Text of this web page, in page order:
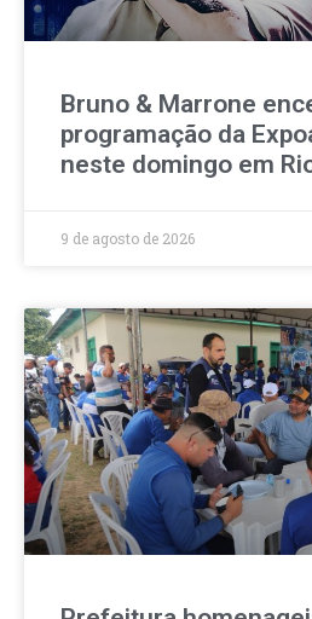
Bruno & Marrone
programação da
neste domingo em
9 de agosto de 2026